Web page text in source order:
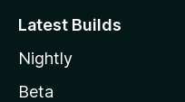
Latest Builds
Nightly
Beta